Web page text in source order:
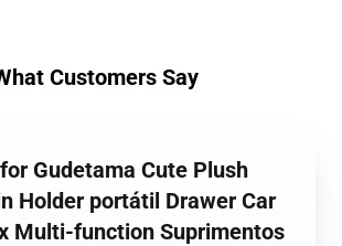
Customers Say
Gudetama Cute Plush
Holder portátil Drawer Car
Multi-function Suprimentos